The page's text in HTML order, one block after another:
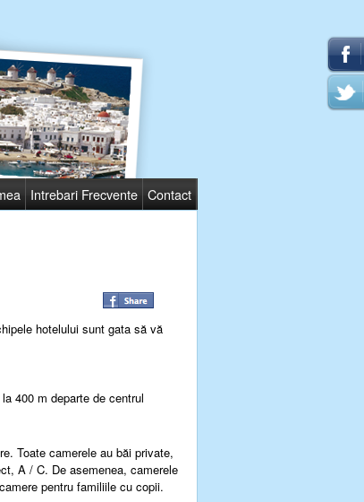
Intrebari Frecvente Contact
hotelului sunt gata să vă
400 m departe de centrul
Toate camerele au băi private,
A / C. De asemenea, camerele
pentru familiile cu copii.